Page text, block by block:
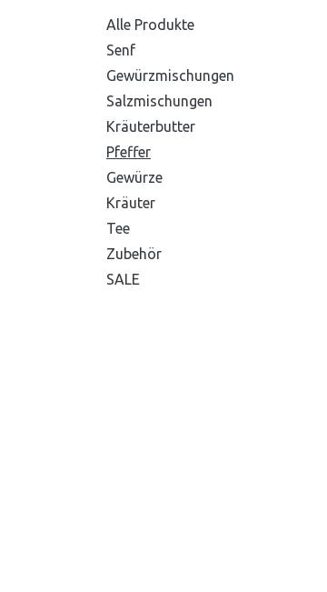
Alle Produkte
Senf
Gewürzmischungen
Salzmischungen
Kräuterbutter
Pfeffer
Gewürze
Kräuter
Tee
Zubehör
SALE